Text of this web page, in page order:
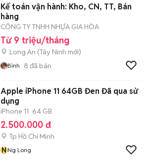
Kế toán vận hành: Kho, CN, TT, Bán
hàng
CÔNG TY TNHH NHỰA GIA HÒA
Từ 9 triệu/tháng
Long An (Tây Ninh mới)
Bình 8 đã bán
Apple iPhone 11 64GB Đen Đã qua sử
dụng
iPhone 11 64 GB
2.500.000 đ
Tp Hồ Chí Minh
NNg Long